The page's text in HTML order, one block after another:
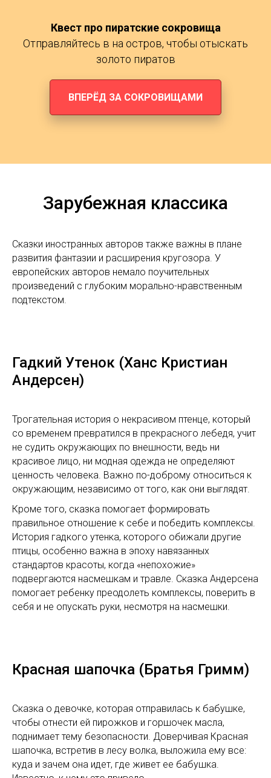
Квест про пиратские сокровища
Отправляйтесь в на остров, чтобы отыскать
золото пиратов
ВПЕРЁД ЗА СОКРОВИЩАМИ
Зарубежная классика
Сказки иностранных авторов также важны в плане
развития фантазии и расширения кругозора. У
европейских авторов немало поучительных
произведений с глубоким морально-нравственным
подтекстом.
Гадкий Утенок (Ханс Кристиан
Андерсен)
Трогательная история о некрасивом птенце, который
со временем превратился в прекрасного лебедя, учит
не судить окружающих по внешности, ведь ни
красивое лицо, ни модная одежда не определяют
ценность человека. Важно по-доброму относиться к
окружающим, независимо от того, как они выглядят.
Кроме того, сказка помогает формировать
правильное отношение к себе и победить комплексы.
История гадкого утенка, которого обижали другие
птицы, особенно важна в эпоху навязанных
стандартов красоты, когда «непохожие»
подвергаются насмешкам и травле. Сказка Андерсена
помогает ребенку преодолеть комплексы, поверить в
себя и не опускать руки, несмотря на насмешки.
Красная шапочка (Братья Гримм)
Сказка о девочке, которая отправилась к бабушке,
чтобы отнести ей пирожков и горшочек масла,
поднимает тему безопасности. Доверчивая Красная
шапочка, встретив в лесу волка, выложила ему все:
куда и зачем она идет, где живет ее бабушка.